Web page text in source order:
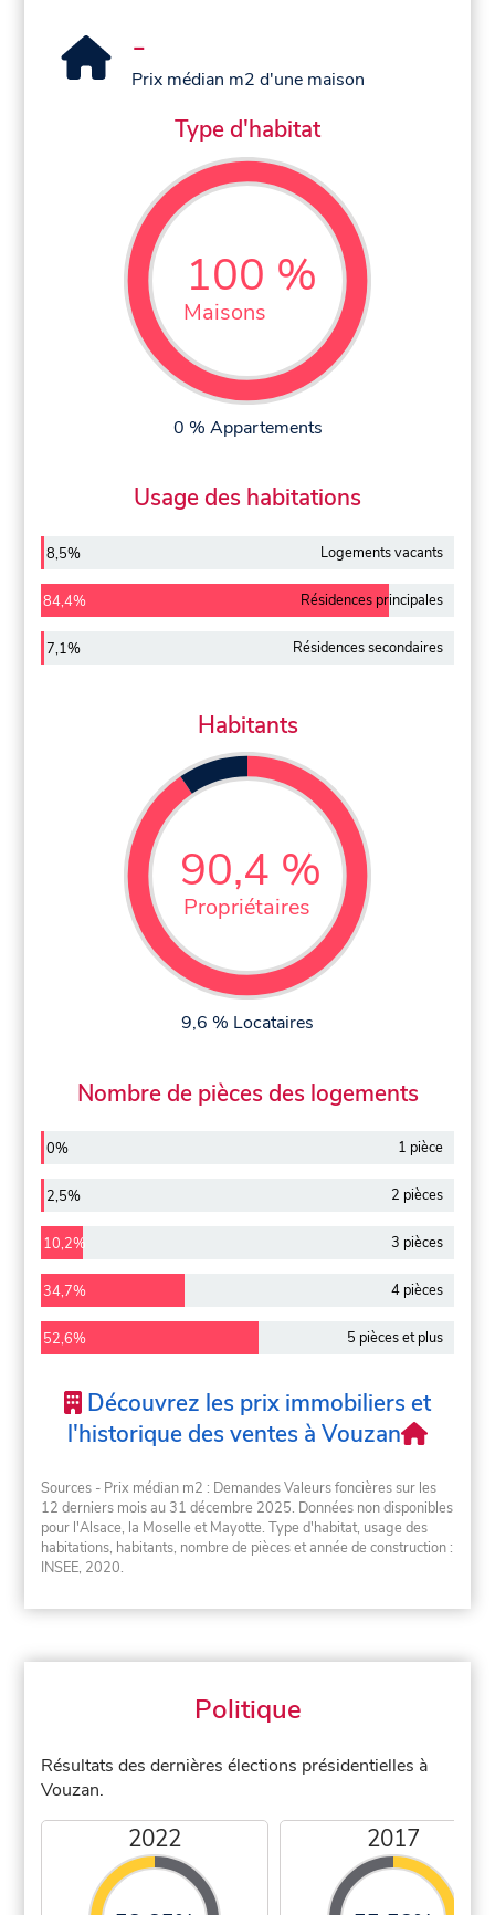
-
Prix médian m2 d'une maison
Type d'habitat
100 %
Maisons
0 % Appartements
Usage des habitations
8,5% Logements vacants
84,4% Résidences principales
7,1% Résidences secondaires
Habitants
90,4 %
Propriétaires
9,6 % Locataires
Nombre de pièces des logements
0% 1 pièce
2,5% 2 pièces
10,2% 3 pièces
34,7% 4 pièces
52,6% 5 pièces et plus
Découvrez les prix immobiliers et
l'historique des ventes à Vouzan
Sources - Prix médian m2 : Demandes Valeurs foncières sur les
12 derniers mois au 31 décembre 2025. Données non disponibles
pour l'Alsace, la Moselle et Mayotte. Type d'habitat, usage des
habitations, habitants, nombre de pièces et année de construction :
INSEE, 2020.
Politique
Résultats des dernières élections présidentielles à
Vouzan.
2022 2017